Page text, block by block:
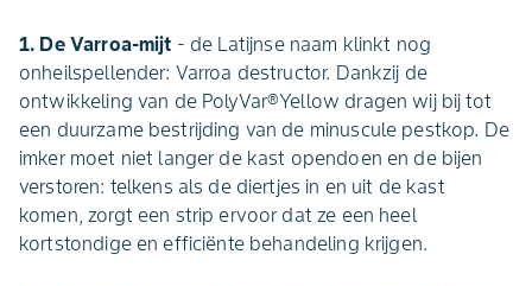
1. De Varroa-mijt - de Latijnse naam klinkt nog
onheilspellender: Varroa destructor. Dankzij de
ontwikkeling van de PolyVar®Yellow dragen wij bij tot
een duurzame bestrijding van de minuscule pestkop. De
imker moet niet langer de kast opendoen en de bijen
verstoren: telkens als de diertjes in en uit de kast
komen, zorgt een strip ervoor dat ze een heel
kortstondige en efficiënte behandeling krijgen.